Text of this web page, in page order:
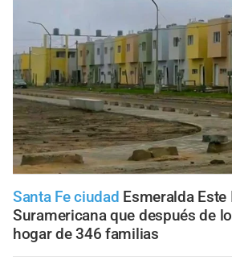
Santa Fe ciudad Esmeralda Este
Suramericana que después de
hogar de 346 familias